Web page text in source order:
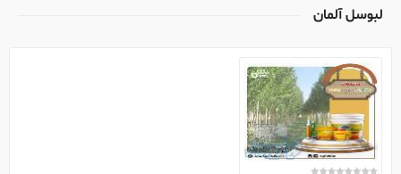
لبوسل آلمان